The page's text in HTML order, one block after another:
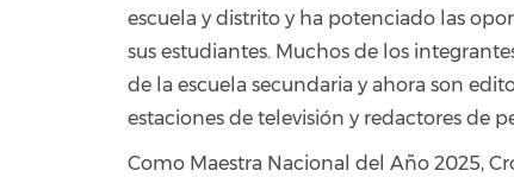
escuela y distrito y ha potenciado las
sus estudiantes. Muchos de los
de la escuela secundaria y ahora son
estaciones de televisión y redactores de
Como Maestra Nacional del Año 2025,